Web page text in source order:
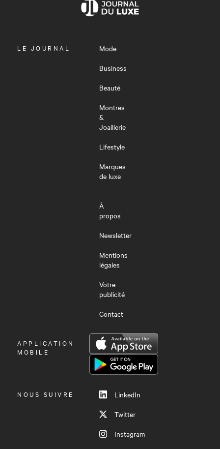
OUVRIR
LE JOURNAL
Mode
Business
Beauté
Montres
&
Joaillerie
Lifestyle
Marques
de luxe
À
propos
Newsletter
Mentions
légales
Votre
publicité
Contact
OUVRIR
LE
APPLICATION
MOBILE
NOUS SUIVRE
LinkedIn
Twitter
Instagram